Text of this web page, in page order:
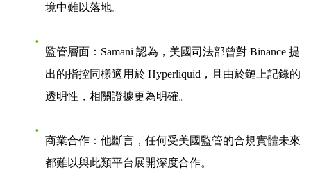
境中難以落地。
監管層面 ：Samani 認為，美國司法部曾對 Binance 提
出的指控同樣適用於 Hyperliquid，且由於鏈上記錄的
透明性，相關證據更為明確。
商業合作 ：他斷言，任何受美國監管的合規實體未來
都難以與此類平台展開深度合作。